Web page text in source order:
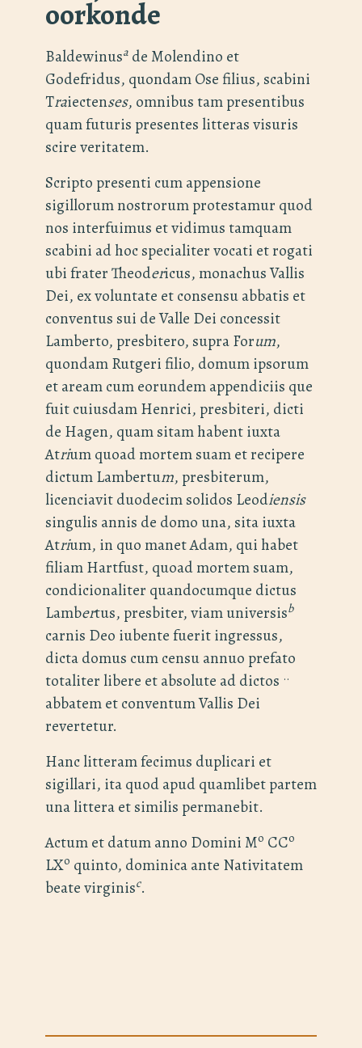
oorkonde
Baldewinusa de Molendino et
Godefridus, quondam Ose filius, scabini
Traiectenses, omnibus tam presentibus
quam futuris presentes litteras visuris
scire veritatem.
Scripto presenti cum appensione
sigillorum nostrorum protestamur quod
nos interfuimus et vidimus tamquam
scabini ad hoc specialiter vocati et rogati
ubi frater Theodericus, monachus Vallis
Dei, ex voluntate et consensu abbatis et
conventus sui de Valle Dei concessit
Lamberto, presbitero, supra Forum,
quondam Rutgeri filio, domum ipsorum
et aream cum eorundem appendiciis que
fuit cuiusdam Henrici, presbiteri, dicti
de Hagen, quam sitam habent iuxta
Atrium quoad mortem suam et recipere
dictum Lambertum, presbiterum,
licenciavit duodecim solidos Leodiensis
singulis annis de domo una, sita iuxta
Atrium, in quo manet Adam, qui habet
filiam Hartfust, quoad mortem suam,
condicionaliter quandocumque dictus
Lambertus, presbiter, viam universisb
carnis Deo iubente fuerit ingressus,
dicta domus cum censu annuo prefato
totaliter libere et absolute ad dictos ..
abbatem et conventum Vallis Dei
revertetur.
Hanc litteram fecimus duplicari et
sigillari, ita quod apud quamlibet partem
una littera et similis permanebit.
Actum et datum anno Domini Mo CCo
LXo quinto, dominica ante Nativitatem
beate virginisc.